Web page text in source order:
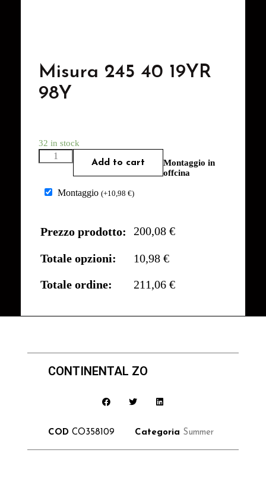
Misura 245 40 19YR
98Y
32 in stock
Add to cart
Montaggio in
offcina
Montaggio (+10,98 €)
Prezzo prodotto: 200,08 €
Totale opzioni:
10,98 €
Totale ordine:
211,06 €
CONTINENTAL ZO
COD CO358109 Categoria Summer